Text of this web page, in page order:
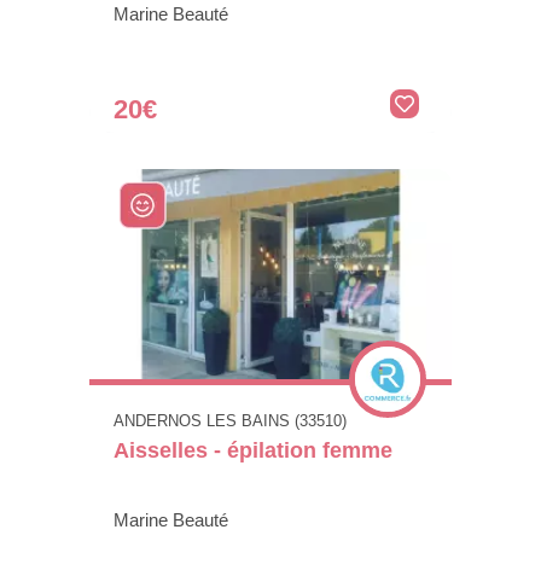
Marine Beauté
20€
ANDERNOS LES BAINS (33510)
Aisselles - épilation femme
Marine Beauté